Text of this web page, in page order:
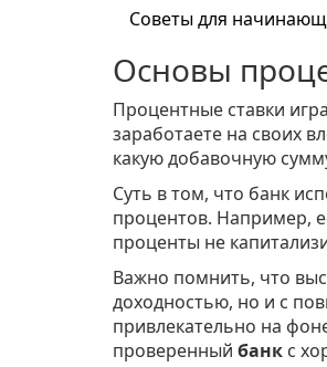
Советы для
Основы
Процентные ставки
заработаете на своих
какую добавочную
Суть в том, что банк
процентов. Например,
проценты не
Важно помнить, что
доходностью, но и с
привлекательно на
проверенный банк с